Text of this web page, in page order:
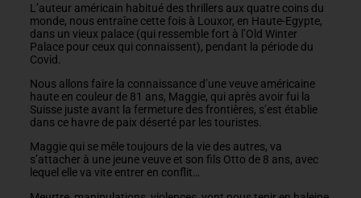
L’auteur américain habitué des thrillers aux quatre coins du
monde, nous entraîne cette fois à Louxor, en Haute-Egypte,
dans un vieux palace (qui ressemble fort à l’Old Winter
Palace pour ceux qui connaissent), pendant la période du
Covid.
Nous allons faire la connaissance d’une veuve américaine
haute en couleur de 81 ans, Maggie, qui après avoir fui la
Suisse juste avant la fermeture des frontières, s’est établie
dans ce havre de paix déserté par les touristes.
Maggie qui se mêle toujours de la vie des autres, va
s’attacher à une jeune veuve et son fils Otto de 8 ans, avec
lequel elle va vite entrer en conflit…